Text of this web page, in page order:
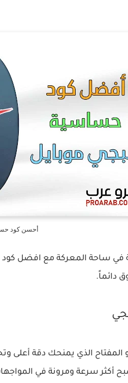
أحسن كود
في ساحة المعركة مع افضل
دائماً.
الذي يمنحك دقة أعلى
أكثر سرعة ومرونة في